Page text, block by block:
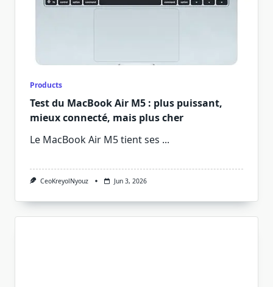
Products
Test du MacBook Air M5 : plus puissant,
mieux connecté, mais plus cher
Le MacBook Air M5 tient ses ...
CeoKreyolNyouz Jun 3, 2026